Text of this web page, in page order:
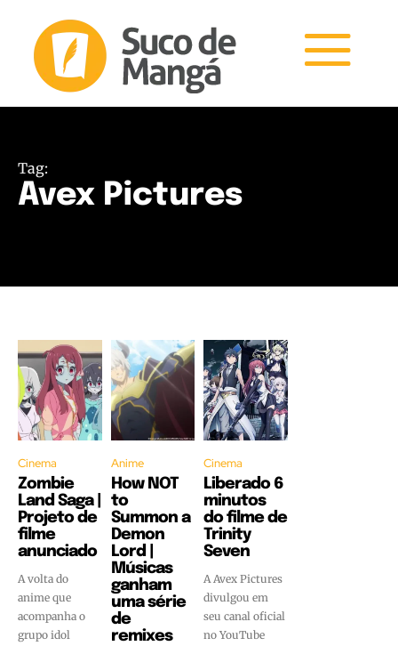
Tag:
Avex Pictures
Cinema
Zombie
Land Saga |
Projeto de
filme
anunciado
A volta do
anime que
acompanha o
grupo idol
Anime
How NOT
to
Summon a
Demon
Lord |
Músicas
ganham
uma série
de
remixes
Cinema
Liberado 6
minutos
do filme de
Trinity
Seven
A Avex Pictures
divulgou em
seu canal oficial
no YouTube